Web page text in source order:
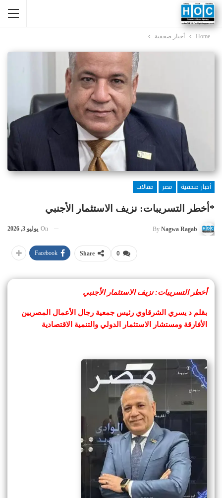
Home أخبار صحفية
أخبار صحفية مصر
مقالات
*أخطر التسريبات: نزيف الاستثمار الأجنبي
By Nagwa Ragab
On يوليو 3, 2026
0
Share
Facebook
أخطر التسريبات: نزيف الاستثمار الأجنبي
بقلم د يسري الشرقاوي رئيس جمعية رجال الأعمال المصريين
الأفارقة ومستشار الاستثمار الدولي والتنمية الاقتصادية